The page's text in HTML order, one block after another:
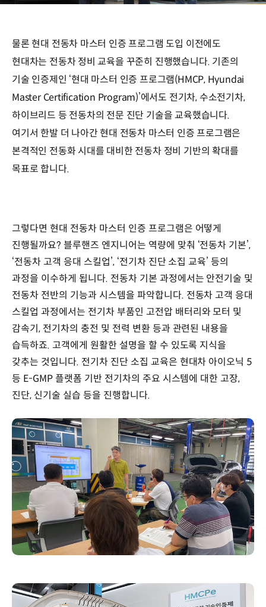
물론 현대 전동차 마스터 인증 프로그램 도입 이전에도
현대차는 전동차 정비 교육을 꾸준히 진행했습니다. 기존의
기술 인증제인 ‘현대 마스터 인증 프로그램(HMCP, Hyundai
Master Certification Program)’에서도 전기차, 수소전기차,
하이브리드 등 전동차의 전문 진단 기술을 교육했습니다.
여기서 한발 더 나아간 현대 전동차 마스터 인증 프로그램은
본격적인 전동화 시대를 대비한 전동차 정비 기반의 확대를
목표로 합니다.
그렇다면 현대 전동차 마스터 인증 프로그램은 어떻게
진행될까요? 블루핸즈 엔지니어는 역량에 맞춰 ‘전동차 기본’,
‘전동차 고객 응대 스킬업’, ‘전기차 진단 소집 교육’ 등의
과정을 이수하게 됩니다. 전동차 기본 과정에서는 안전기술 및
전동차 전반의 기능과 시스템을 파악합니다. 전동차 고객 응대
스킬업 과정에서는 전기차 부품인 고전압 배터리와 모터 및
감속기, 전기차의 충전 및 전력 변환 등과 관련된 내용을
습득하죠. 고객에게 원활한 설명을 할 수 있도록 지식을
갖추는 것입니다. 전기차 진단 소집 교육은 현대차 아이오닉 5
등 E-GMP 플랫폼 기반 전기차의 주요 시스템에 대한 고장,
진단, 신기술 실습 등을 진행합니다.